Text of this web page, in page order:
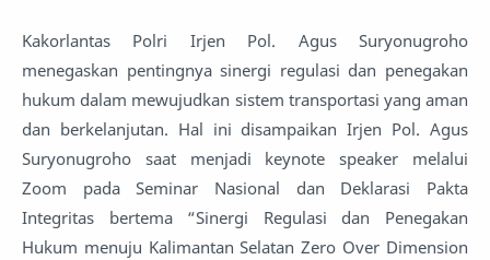
Kakorlantas Polri Irjen Pol. Agus Suryonugroho
menegaskan pentingnya sinergi regulasi dan penegakan
hukum dalam mewujudkan sistem transportasi yang aman
dan berkelanjutan. Hal ini disampaikan Irjen Pol. Agus
Suryonugroho saat menjadi keynote speaker melalui
Zoom pada Seminar Nasional dan Deklarasi Pakta
Integritas bertema “Sinergi Regulasi dan Penegakan
Hukum menuju Kalimantan Selatan Zero Over Dimension